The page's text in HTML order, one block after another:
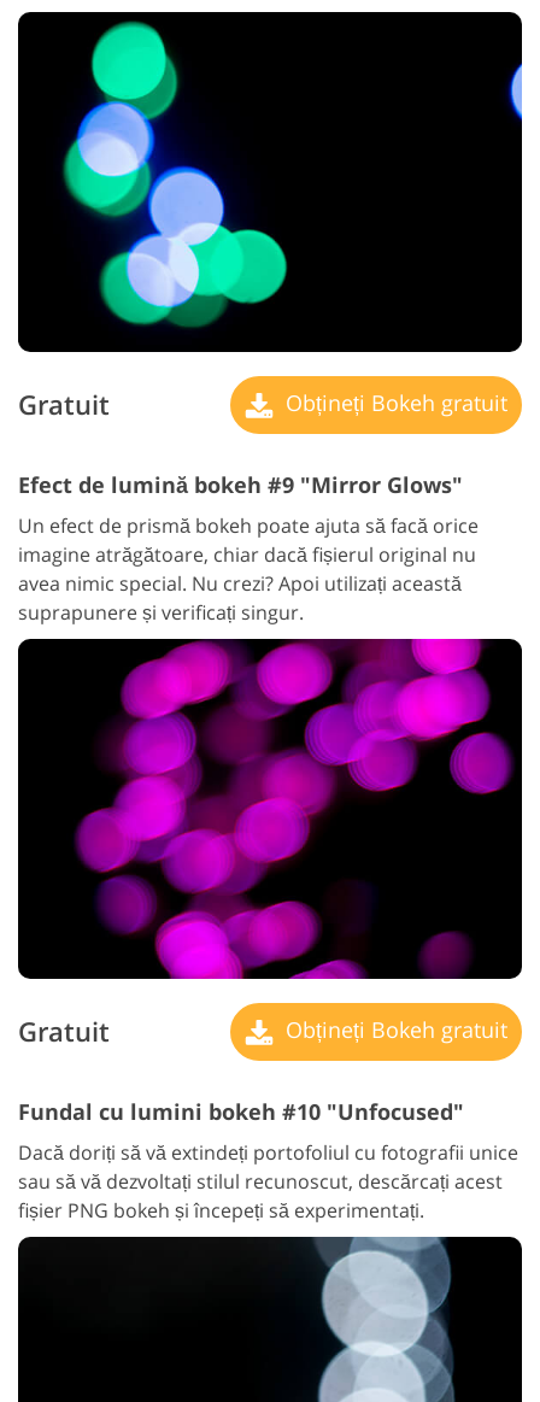
Gratuit Obțineți Bokeh gratuit
Efect de lumină bokeh #9 "Mirror Glows"
Un efect de prismă bokeh poate ajuta să facă orice
imagine atrăgătoare, chiar dacă fișierul original nu
avea nimic special. Nu crezi? Apoi utilizați această
suprapunere și verificați singur.
Gratuit Obțineți Bokeh gratuit
Fundal cu lumini bokeh #10 "Unfocused"
Dacă doriți să vă extindeți portofoliul cu fotografii unice
sau să vă dezvoltați stilul recunoscut, descărcați acest
fișier PNG bokeh și începeți să experimentați.